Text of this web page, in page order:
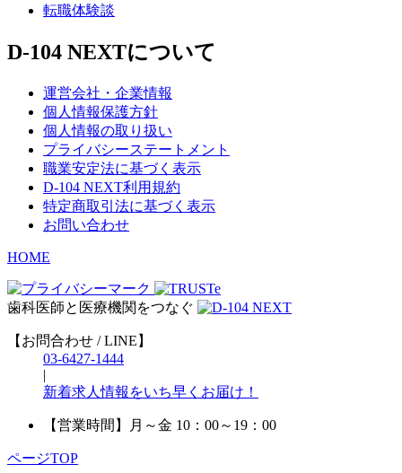
転職体験談
D-104 NEXTについて
運営会社・企業情報
個人情報保護方針
個人情報の取り扱い
プライバシーステートメント
職業安定法に基づく表示
D-104 NEXT利用規約
特定商取引法に基づく表示
お問い合わせ
HOME
歯科医師と医療機関をつなぐ
【お問合わせ / LINE】
03-6427-1444
|
新着求人情報をいち早くお届け！
【営業時間】 月～金 10：00～19：00
ページTOP